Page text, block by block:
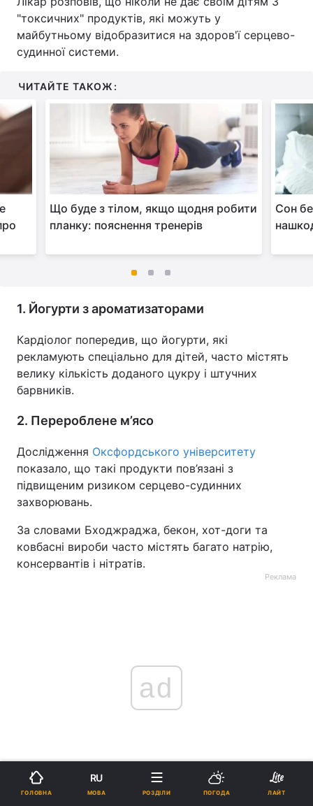
"токсичних" продуктів, які можуть у
майбутньому відобразитися на здоров'ї серцево-
судинної системи.
ЧИТАЙТЕ ТАКОЖ:
Що буде з тілом, якщо щодня робити
планку: пояснення тренерів
Сон
1. Йогурти з ароматизаторами
Кардіолог попередив, що йогурти, які
рекламують спеціально для дітей, часто містять
велику кількість доданого цукру і штучних
барвників.
2. Перероблене м’ясо
Дослідження Оксфордського університету
показало, що такі продукти пов’язані з
підвищеним ризиком серцево-судинних
захворювань.
За словами Бходжраджа, бекон, хот-доги та
ковбасні вироби часто містять багато натрію,
консервантів і нітратів.
Реклама
ad
"Як кардіолога мене лякає те, що ці сполуки
ГОЛОВНА
RU
МОВА РОЗДІЛИ ПОГОДА ЛАЙТ